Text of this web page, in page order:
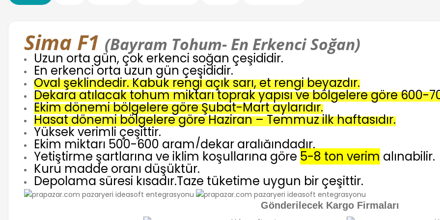
Sima F1 (Bayram Tohum- En Erkenci Soğan)
Uzun orta gün, çok erkenci soğan çeşididir.
En erkenci orta uzun gün çeşididir.
Oval şeklindedir. Kabuk rengi açık sarı, et rengi beyazdır.
Dekara atılacak tohum miktarı toprak yapısı ve bölgelere göre 600-
Ekim dönemi bölgelere göre Şubat-Mart aylarıdır.
Hasat dönemi bölgelere göre Haziran – Temmuz ilk haftasıdır.
Yüksek verimli çeşittir.
Ekim miktarı 500-600 gram/dekar aralığındadır.
Yetiştirme şartlarına ve iklim koşullarına göre 5-8 ton verim alınabilir.
Kuru madde oranı düşüktür.
Depolama süresi kısadır.Taze tüketime uygun bir çeşittir.
Gönderilecek Kargo Firmaları